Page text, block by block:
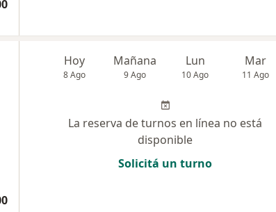
Hoy
8 Ago
Mañana
9 Ago
Lun
10 Ago
Mar
11 Ago
La reserva de turnos en línea no está
disponible
Solicitá un turno